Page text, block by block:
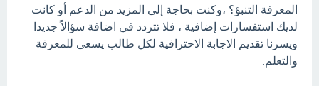
المعرفة التنبؤ؟ ،وكنت بحاجة إلى المزيد من الدعم أو كانت
لديك استفسارات إضافية ، فلا تتردد في اضافة سؤالاً جديدا
ويسرنا تقديم الاجابة الاحترافية لكل طالب يسعى للمعرفة
والتعلم.